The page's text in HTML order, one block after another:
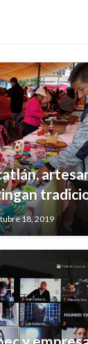
18, 2019